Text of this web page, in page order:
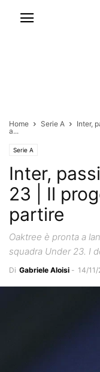
Home Serie A
Inter,
a...
Serie A
Inter,
23 | Il
partire
Oaktree è pronta a
squadra Under 23. I
Di Gabriele Aloisi - 14/